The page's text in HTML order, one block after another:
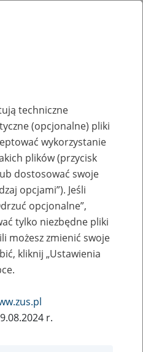
najlepsza obsługa
techniczne
(opcjonalne) pliki
wykorzystanie
plików (przycisk
dostosować swoje
opcjami”). Jeśli
opcjonalne”,
tylko niezbędne pliki
możesz zmienić swoje
kliknij „Ustawienia
r.